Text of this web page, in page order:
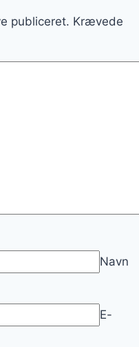
publiceret. Krævede
Navn
E-